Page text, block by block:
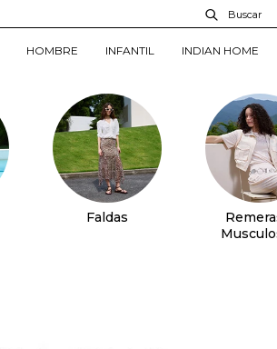
HOMBRE INFANTIL INDIAN HOME
Faldas